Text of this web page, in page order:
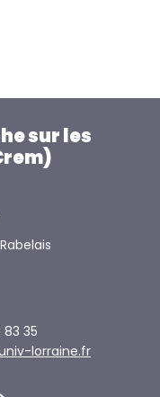
sur les
35
lorraine.fr